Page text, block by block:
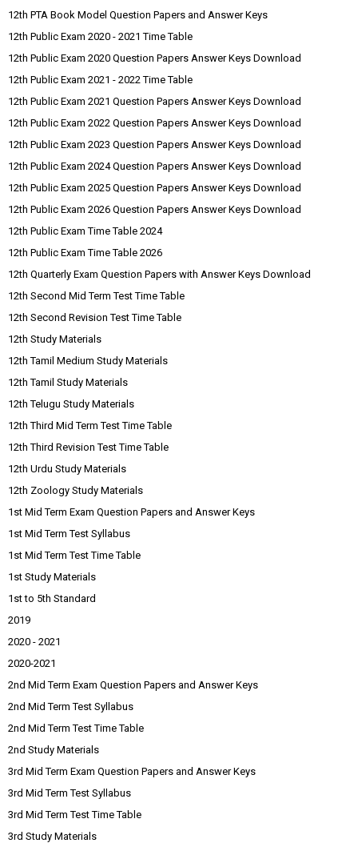
12th PTA Book Model Question Papers and Answer Keys
12th Public Exam 2020 - 2021 Time Table
12th Public Exam 2020 Question Papers Answer Keys Download
12th Public Exam 2021 - 2022 Time Table
12th Public Exam 2021 Question Papers Answer Keys Download
12th Public Exam 2022 Question Papers Answer Keys Download
12th Public Exam 2023 Question Papers Answer Keys Download
12th Public Exam 2024 Question Papers Answer Keys Download
12th Public Exam 2025 Question Papers Answer Keys Download
12th Public Exam 2026 Question Papers Answer Keys Download
12th Public Exam Time Table 2024
12th Public Exam Time Table 2026
12th Quarterly Exam Question Papers with Answer Keys Download
12th Second Mid Term Test Time Table
12th Second Revision Test Time Table
12th Study Materials
12th Tamil Medium Study Materials
12th Tamil Study Materials
12th Telugu Study Materials
12th Third Mid Term Test Time Table
12th Third Revision Test Time Table
12th Urdu Study Materials
12th Zoology Study Materials
1st Mid Term Exam Question Papers and Answer Keys
1st Mid Term Test Syllabus
1st Mid Term Test Time Table
1st Study Materials
1st to 5th Standard
2019
2020 - 2021
2020-2021
2nd Mid Term Exam Question Papers and Answer Keys
2nd Mid Term Test Syllabus
2nd Mid Term Test Time Table
2nd Study Materials
3rd Mid Term Exam Question Papers and Answer Keys
3rd Mid Term Test Syllabus
3rd Mid Term Test Time Table
3rd Study Materials